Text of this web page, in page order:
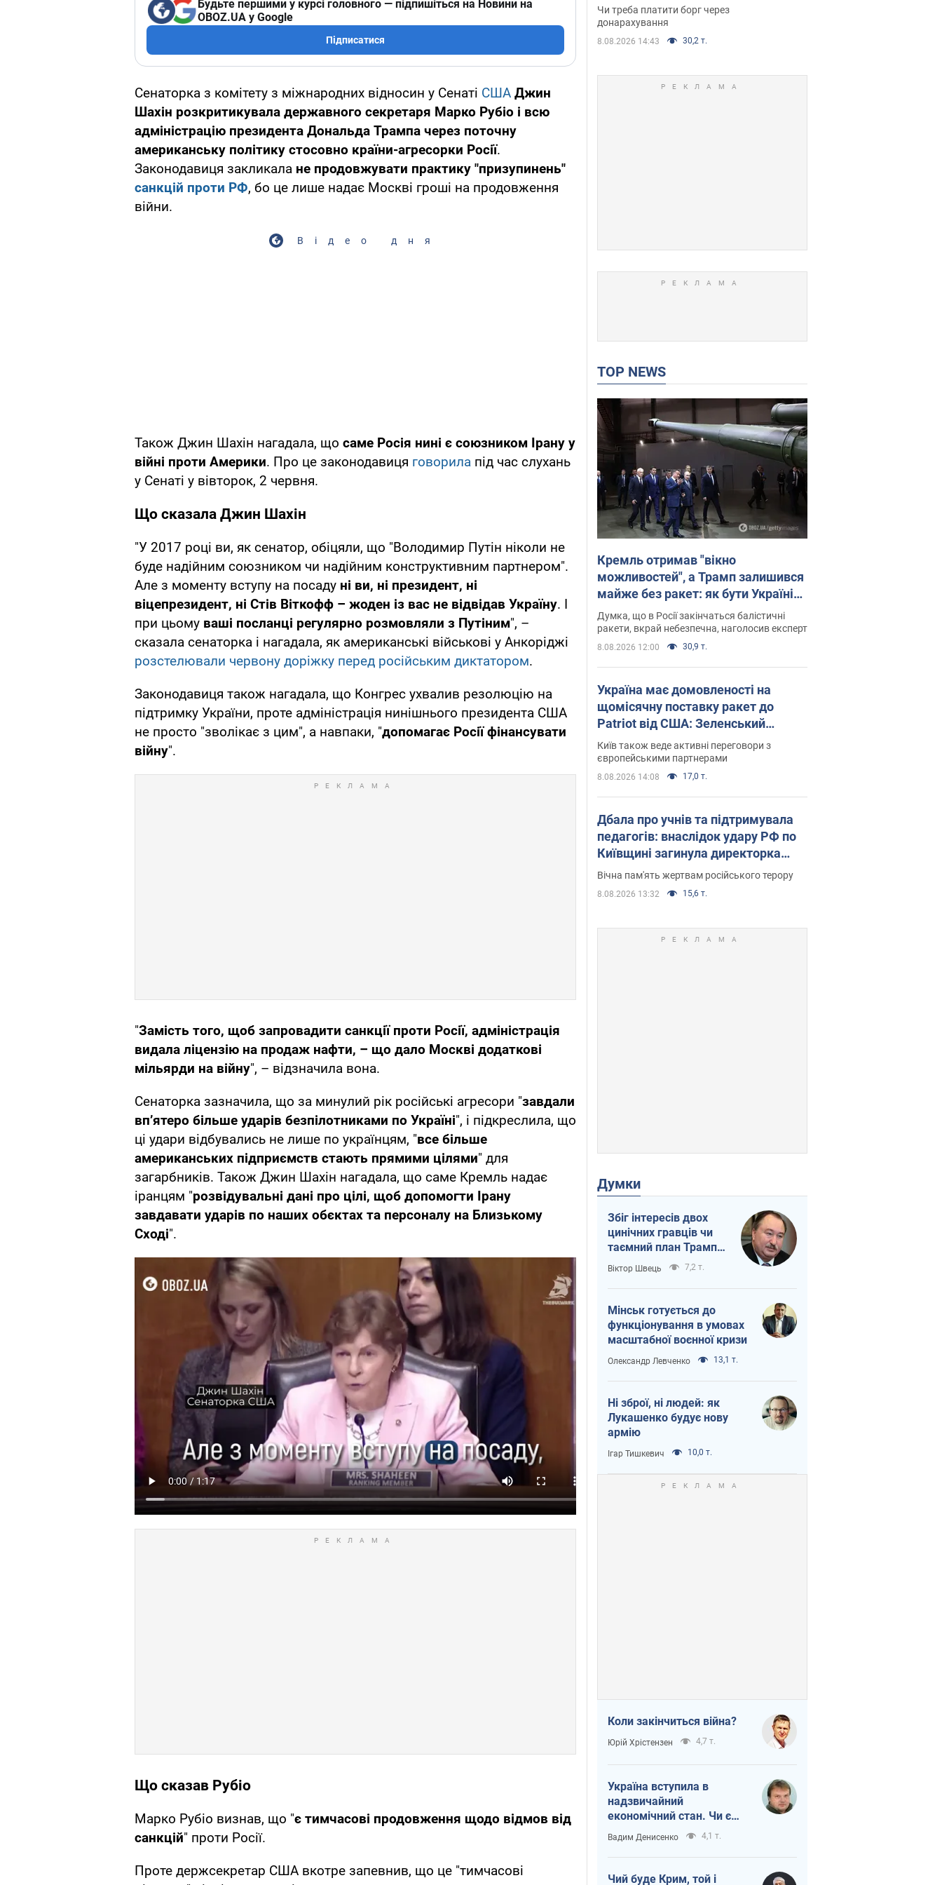
Будьте першими у курсі головного — підпишіться на Новини на
OBOZ.UA у Google
Підписатися
Сенаторка з комітету з міжнародних відносин у Сенаті США Джин
Шахін розкритикувала державного секретаря Марко Рубіо і всю
адміністрацію президента Дональда Трампа через поточну
американську політику стосовно країни-агресорки Росії.
Законодавиця закликала не продовжувати практику "призупинень"
санкцій проти РФ, бо це лише надає Москві гроші на продовження
війни.
Відео дня
Також Джин Шахін нагадала, що саме Росія нині є союзником Ірану у
війні проти Америки. Про це законодавиця говорила під час слухань
у Сенаті у вівторок, 2 червня.
Що сказала Джин Шахін
"У 2017 році ви, як сенатор, обіцяли, що "Володимир Путін ніколи не
буде надійним союзником чи надійним конструктивним партнером".
Але з моменту вступу на посаду ні ви, ні президент, ні
віцепрезидент, ні Стів Віткофф – жоден із вас не відвідав Україну. І
при цьому ваші посланці регулярно розмовляли з Путіним", –
сказала сенаторка і нагадала, як американські військові у Анкоріджі
розстелювали червону доріжку перед російським диктатором.
Законодавиця також нагадала, що Конгрес ухвалив резолюцію на
підтримку України, проте адміністрація нинішнього президента США
не просто "зволікає з цим", а навпаки, "допомагає Росії фінансувати
війну".
"Замість того, щоб запровадити санкції проти Росії, адміністрація
видала ліцензію на продаж нафти, – що дало Москві додаткові
мільярди на війну", – відзначила вона.
Сенаторка зазначила, що за минулий рік російські агресори "завдали
вп’ятеро більше ударів безпілотниками по Україні", і підкреслила, що
ці удари відбувались не лише по українцям, "все більше
американських підприємств стають прямими цілями" для
загарбників. Також Джин Шахін нагадала, що саме Кремль надає
іранцям "розвідувальні дані про цілі, щоб допомогти Ірану
завдавати ударів по наших обєктах та персоналу на Близькому
Сході".
Що сказав Рубіо
Марко Рубіо визнав, що "є тимчасові продовження щодо відмов від
санкцій" проти Росії.
Проте держсекретар США вкотре запевнив, що це "тимчасові
суддя ухвалив
неочікуване рішення
Чи треба платити борг через
донарахування
8.08.2026 14:43 30,2 т.
TOP NEWS
Кремль отримав "вікно
можливостей", а Трамп залишився
майже без ракет: як бути Україні?
Інтерв’ю з Мельником
Думка, що в Росії закінчаться балістичні
ракети, вкрай небезпечна, наголосив експерт
8.08.2026 12:00 30,9 т.
Україна має домовленості на
щомісячну поставку ракет до
Patriot від США: Зеленський
розкрив подробиці
Київ також веде активні переговори з
європейськими партнерами
8.08.2026 14:08 17,0 т.
Дбала про учнів та підтримувала
педагогів: внаслідок удару РФ по
Київщині загинула директорка
київського ліцею, її чоловік та онук
Вічна пам'ять жертвам російського терору
8.08.2026 13:32 15,6 т.
Думки
Збіг інтересів двох
цинічних гравців чи
таємний план Трампа
і Путіна?
Віктор Швець 7,2 т.
Мінськ готується до
функціонування в умовах
масштабної воєнної кризи
Олександр Левченко 13,1 т.
Ні зброї, ні людей: як
Лукашенко будує нову
армію
Ігар Тишкевич 10,0 т.
Коли закінчиться війна?
Юрій Хрістензен 4,7 т.
Україна вступила в
надзвичайний
економічний стан. Чи є
світло вкінці тунелю?
Вадим Денисенко 4,1 т.
Чий буде Крим, той і